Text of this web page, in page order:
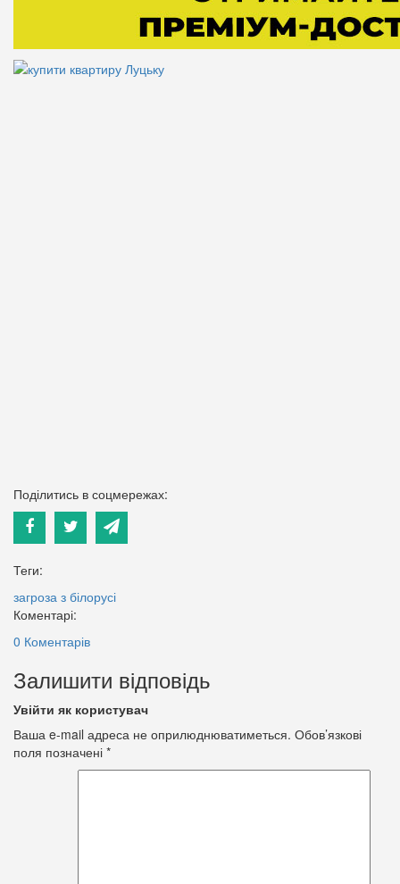
Поділитись в соцмережах:
Теги:
загроза з білорусі
Коментарі:
0 Коментарів
Залишити відповідь
Увійти як користувач
Ваша e-mail адреса не оприлюднюватиметься. Обов’язкові
поля позначені *